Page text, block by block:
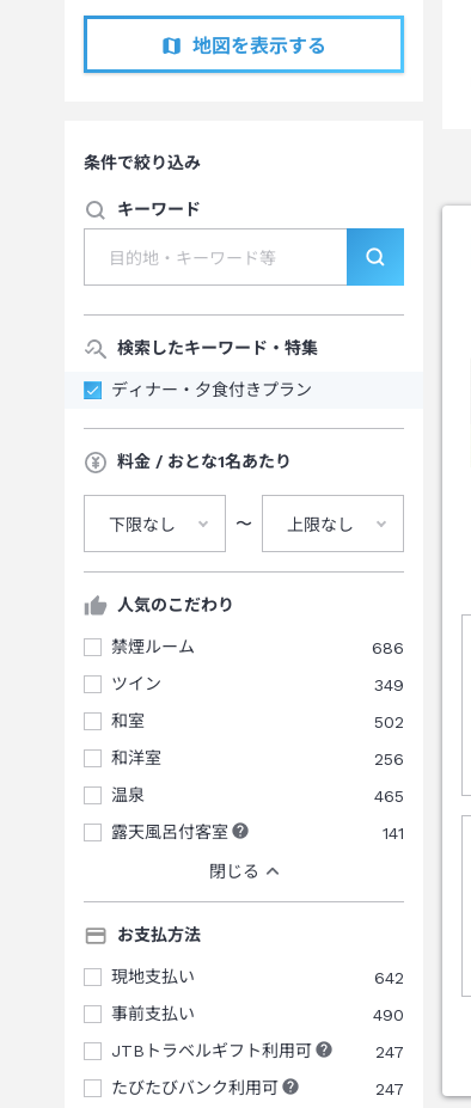
地図を表示する
条件で絞り込み
キーワード
検索したキーワード・特集
ディナー・夕食付きプラン
料金 / おとな1名あたり
下限なし 〜 上限なし
人気のこだわり
禁煙ルーム
686
ツイン
349
和室
502
和洋室
256
温泉
465
露天風呂付客室
141
閉じる
お支払方法
現地支払い
642
事前支払い
490
JTBトラベルギフト利用可
247
たびたびバンク利用可
247